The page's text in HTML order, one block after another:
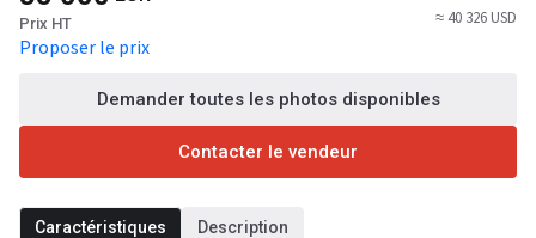
Prix HT
Proposer le prix
≈ 40 326 USD
Demander toutes les photos disponibles
Contacter le vendeur
Caractéristiques Description